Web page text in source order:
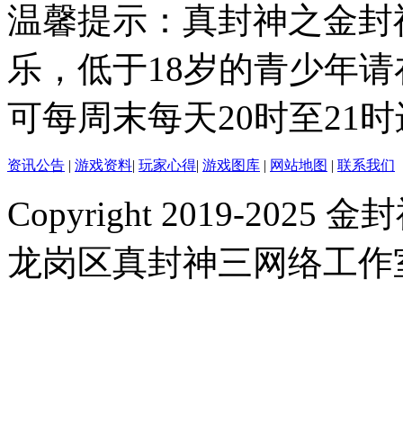
温馨提示：真封神之金
乐，低于18岁的青少年
可每周末每天20时至21
资讯公告 | 游戏资料| 玩家心得| 游戏图库 | 网站地图 | 联系我们
Copyright 2019-2025 金
龙岗区真封神三网络工